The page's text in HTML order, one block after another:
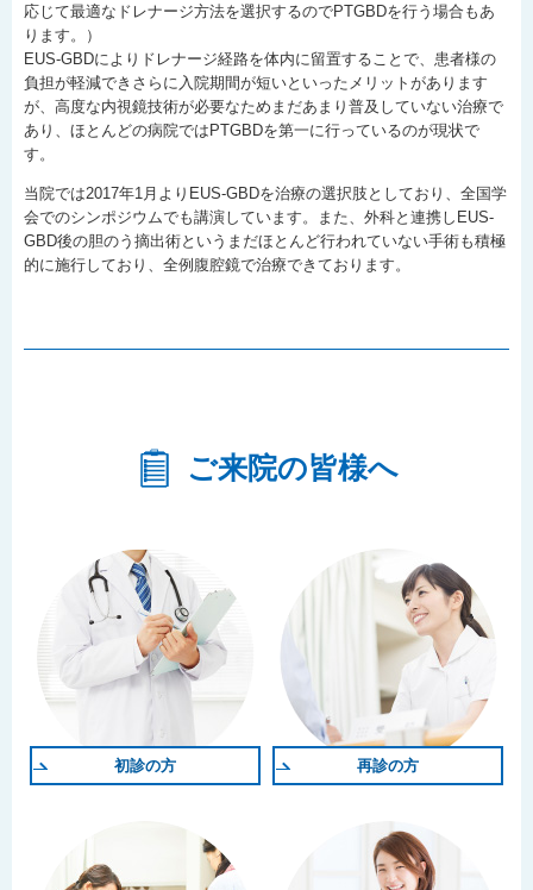
応じて最適なドレナージ方法を選択するのでPTGBDを行う場合もあ
ります。）
EUS-GBDによりドレナージ経路を体内に留置することで、患者様の
負担が軽減できさらに入院期間が短いといったメリットがあります
が、高度な内視鏡技術が必要なためまだあまり普及していない治療で
あり、ほとんどの病院ではPTGBDを第一に行っているのが現状で
す。
当院では2017年1月よりEUS-GBDを治療の選択肢としており、全国学
会でのシンポジウムでも講演しています。また、外科と連携しEUS-
GBD後の胆のう摘出術というまだほとんど行われていない手術も積極
的に施行しており、全例腹腔鏡で治療できております。
ご来院の皆様へ
初診の方 再診の方